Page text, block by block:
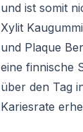
und ist somit
Xylit
und Plaque
eine finnische
über den Tag
Kariesrate